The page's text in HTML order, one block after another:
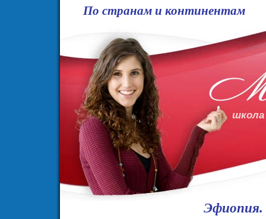
По странам и континентам
Эфиопия.